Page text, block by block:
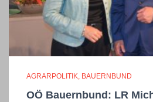
AGRARPOLITIK BAUERNBUND
OÖ Bauernbund: LR